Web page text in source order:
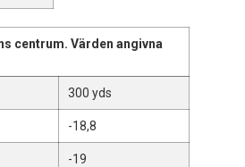
centrum. Värden angivna
300 yds
-18,8
-19